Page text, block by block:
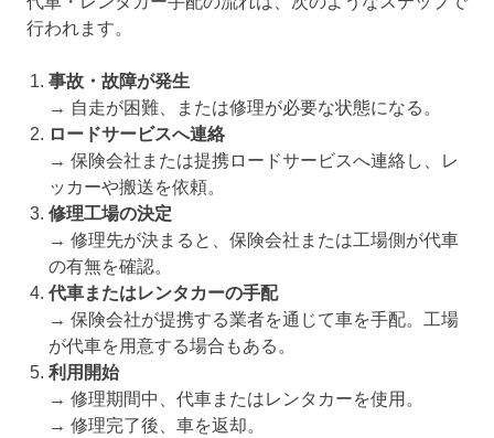
行われます。
事故・故障が発生
→ 自走が困難、または修理が必要な状態になる。
ロードサービスへ連絡
→ 保険会社または提携ロードサービスへ連絡し、レ
ッカーや搬送を依頼。
修理工場の決定
→ 修理先が決まると、保険会社または工場側が代車
の有無を確認。
代車またはレンタカーの手配
→ 保険会社が提携する業者を通じて車を手配。工場
が代車を用意する場合もある。
利用開始
→ 修理期間中、代車またはレンタカーを使用。
→ 修理完了後、車を返却。